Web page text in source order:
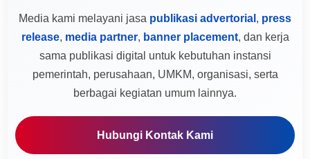
Media kami melayani jasa publikasi advertorial , press
release, media partner, banner placement, dan kerja
sama publikasi digital untuk kebutuhan instansi
pemerintah, perusahaan, UMKM, organisasi, serta
berbagai kegiatan umum lainnya.
Hubungi Kontak Kami